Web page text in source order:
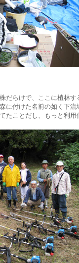
だらけで、ここに植林
に付けた名前の如く下
たことだし、もっと利